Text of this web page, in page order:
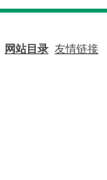
网站目录 友情链接